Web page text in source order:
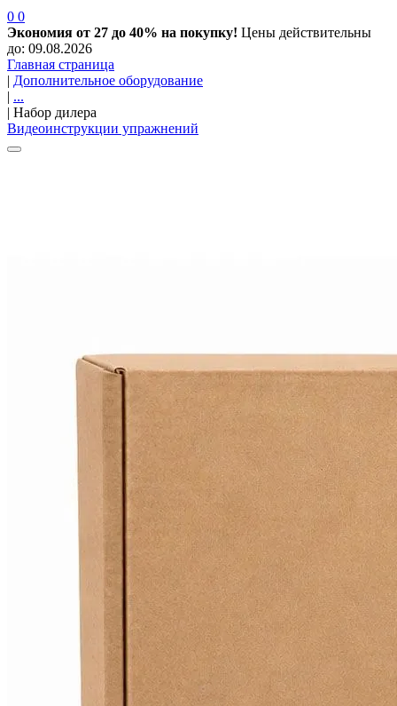
0 0
Экономия от 27 до 40% на покупку! Цены действительны
до: 09.08.2026
Главная страница
| Дополнительное оборудование
| ...
| Набор дилера
Видеоинструкции упражнений